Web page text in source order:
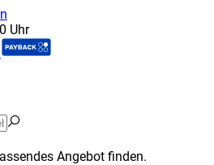
Uhr
Angebot finden.